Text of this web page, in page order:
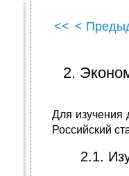
<< <
2.
Для изучения
Российский
2.1.